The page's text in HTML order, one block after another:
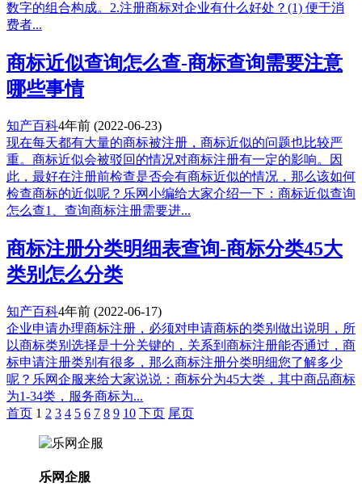
数字的组合构成。2.注册商标对企业有什么好处？(1) 便于消
费者...
商标近似查询怎么查-商标查询需要注意
哪些事情
知产百科4年前 (2022-06-23)
现在每天都有大量的商标被注册，商标近似的问题也比较严
重。商标近似会被驳回的情况对商标注册有一定的影响。因
此，最好在注册前检查是否会有商标近似的情况，那么该如何
检查商标的近似呢？乐网小编给大家介绍一下：商标近似查询
怎么查1、查询商标注册需要进...
商标注册分类明细表查询-商标分类45大
类别怎么分类
知产百科4年前 (2022-06-17)
企业申请办理商标注册，必须对申请商标的类别做出说明，所
以商标类别选择是十分关键的，关系到商标注册能否通过，商
标申请注册类别有很多，那么商标注册分类明细您了解多少
呢？乐网企服来给大家说说：商标分为45大类，其中商品商标
为1-34类，服务商标为...
首页 1 2 3 4 5 6 7 8 9 10 下页 尾页
乐网企服